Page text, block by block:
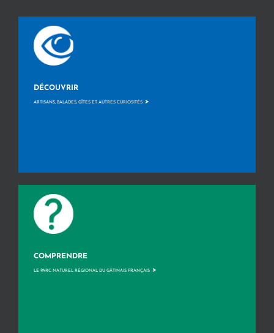
DÉCOUVRIR
ARTISANS, BALADES, GÎTES ET AUTRES CURIOSITÉS >
COMPRENDRE
LE PARC NATUREL RÉGIONAL DU GÂTINAIS FRANÇAIS >